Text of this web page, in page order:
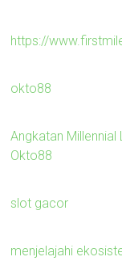
https://
okto88
Angkatan Millennial
Okto88
slot gacor
menjelajahi